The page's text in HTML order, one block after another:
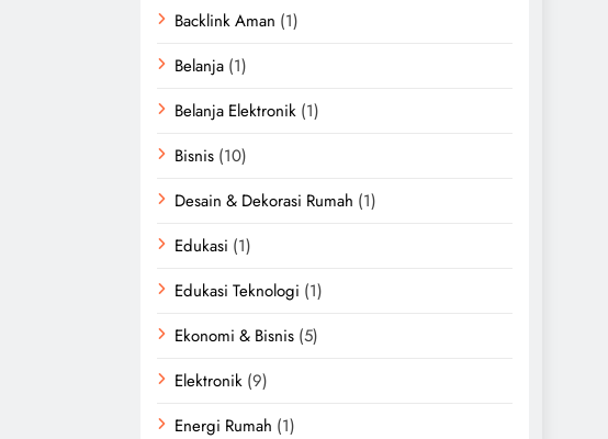
Backlink Aman (1)
Belanja (1)
Belanja Elektronik (1)
Bisnis (10)
Desain & Dekorasi Rumah (1)
Edukasi (1)
Edukasi Teknologi (1)
Ekonomi & Bisnis (5)
Elektronik (9)
Energi Rumah (1)